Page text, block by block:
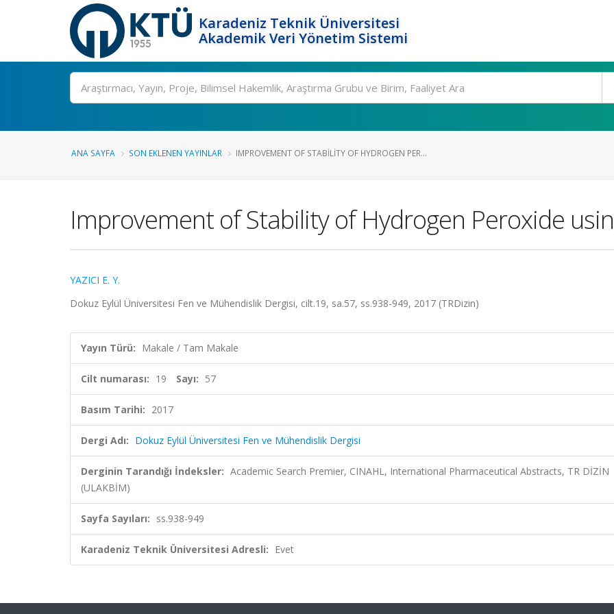
Karadeniz Teknik Üniversitesi
Akademik Veri Yönetim Sistemi
Ara
ANA SAYFA SON EKLENEN YAYINLAR IMPROVEMENT OF STABILITY OF HYDROGEN PER...
Improvement of Stability of Hydrogen Peroxide
YAZICI E. Y.
Dokuz Eylül Üniversitesi Fen ve Mühendislik Dergisi, cilt.19, sa.57, ss.938-949, 2017 (TRDizin)
Yayın Türü: Makale / Tam Makale
Cilt numarası: 19 Sayı: 57
Basım Tarihi: 2017
Dergi Adı: Dokuz Eylül Üniversitesi Fen ve Mühendislik Dergisi
Derginin Tarandığı İndeksler: Academic Search Premier, CINAHL, International Pharmaceutical Abstracts, TR DİZİN
(ULAKBİM)
Sayfa Sayıları: ss.938-949
Karadeniz Teknik Üniversitesi Adresli: Evet